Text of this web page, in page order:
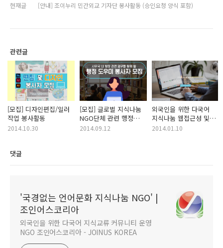
현재글
[안내] 조이누리 민간외교 기자단 봉사활동 (승인요청 양식 포함)
관련글
[모집] 디자인편집/일러
작업 봉사활동
2014.10.30
[모집] 글로벌 지식나눔
NGO단체 관련 행정
보조 봉사활동 (상시
2014.09.12
외국인을 위한 다국어
지식나눔 웹접근성 및
사용성(UX) 개선 봉사
2014.01.10
댓글
'국경없는 언어문화 지식나눔 NGO' |
조인어스코리아
외국인을 위한 다국어 지식교류 커뮤니티 운영
NGO 조인어스코리아 - JOINUS KOREA